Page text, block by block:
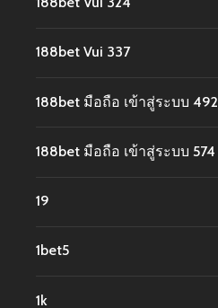
188bet Vui 337
188bet มือถือ เข้าสู่ระบบ 492
188bet มือถือ เข้าสู่ระบบ 574
19
1bet5
1k